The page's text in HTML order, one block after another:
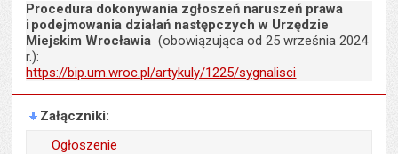
Procedura dokonywania zgłoszeń naruszeń prawa
i podejmowania działań następczych w Urzędzie
Miejskim Wrocławia(obowiązująca od 25 września 2024
r.):
https://bip.um.wroc.pl/artykuly/1225/sygnalisci
Załączniki
Ogłoszenie